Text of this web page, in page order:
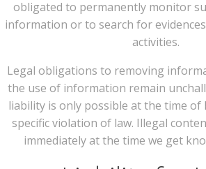
obligated to permanently monitor
information or to search for
activities.
Legal obligations to removing
the use of information remain
liability is only possible at the time of
specific violation of law. Illegal
immediately at the time we get